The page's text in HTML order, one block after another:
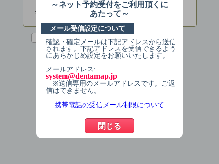
生年月日 (入力例：2013年1月1日→20130101)
次回からの入力を省略する
ログインする
～ネット予約受付をご利用頂くに
あたって～
メール受信設定について
確認・確定メールは下記アドレスから送信
されます。下記アドレスを受信できるよう
にあらかじめ設定をお願いいたします。
メールアドレス:
system@dentamap.jp
※送信専用のメールアドレスです。ご返
信はできません。
携帯電話の受信メール制限について
閉じる